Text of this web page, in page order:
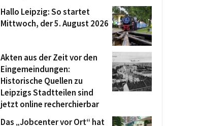
Hallo Leipzig: So startet
Mittwoch, der 5. August 2026
Akten aus der Zeit vor den
Eingemeindungen:
Historische Quellen zu
Leipzigs Stadtteilen sind
jetzt online recherchierbar
Das „Jobcenter vor Ort“ hat